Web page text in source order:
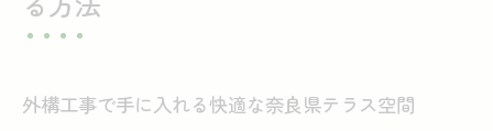
外構工事で手に入れる快適な奈良県テラス空間